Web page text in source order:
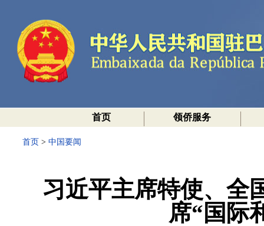
首页 领侨服务
首页 > 中国要闻
习近平主席特使、全
席“国际